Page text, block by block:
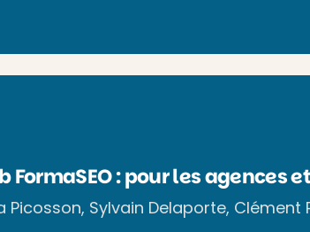
FormaSEO : pour les agences
Picosson, Sylvain Delaporte,